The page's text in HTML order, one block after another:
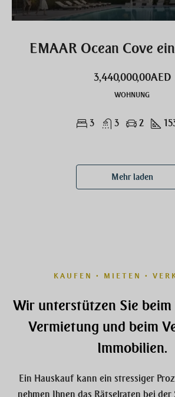
3,440,000,00AED
WOHNUNG
3 3 2
Mehr laden
KAUFEN • MIETEN •
Wir unterstützen Sie beim
Vermietung und beim
Immobilien.
Ein Hauskauf kann ein stressiger
nehmen Ihnen das Rätselraten bei der